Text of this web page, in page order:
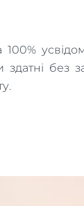
100%
без